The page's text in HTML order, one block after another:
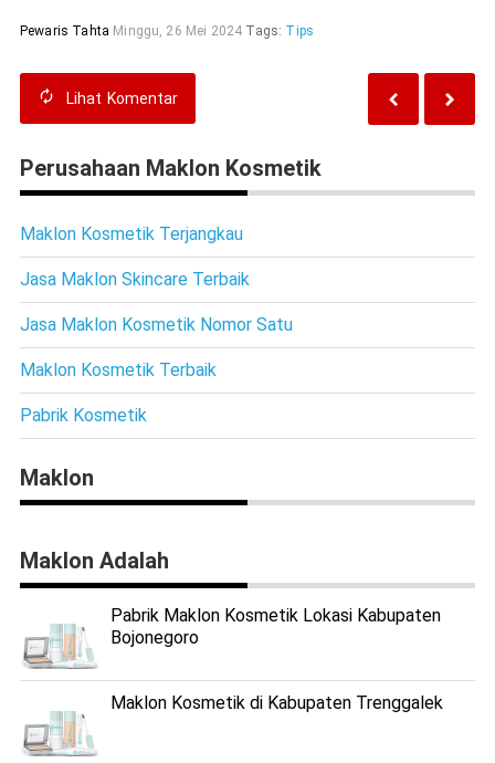
Pewaris Tahta Minggu, 26 Mei 2024 Tags: Tips
Lihat Komentar
Perusahaan Maklon Kosmetik
Maklon Kosmetik Terjangkau
Jasa Maklon Skincare Terbaik
Jasa Maklon Kosmetik Nomor Satu
Maklon Kosmetik Terbaik
Pabrik Kosmetik
Maklon
Maklon Adalah
Pabrik Maklon Kosmetik Lokasi Kabupaten
Bojonegoro
Maklon Kosmetik di Kabupaten Trenggalek